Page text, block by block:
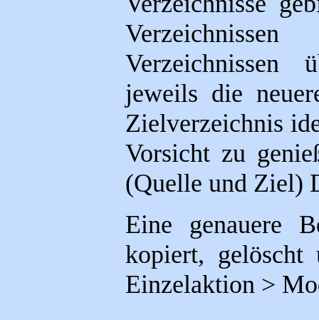
Verzeichnissen
jeweils die
Zielverzeichnis
Vorsicht zu
(Quelle und Ziel)
Eine genauere
kopiert, gelöscht
Einzelaktion >